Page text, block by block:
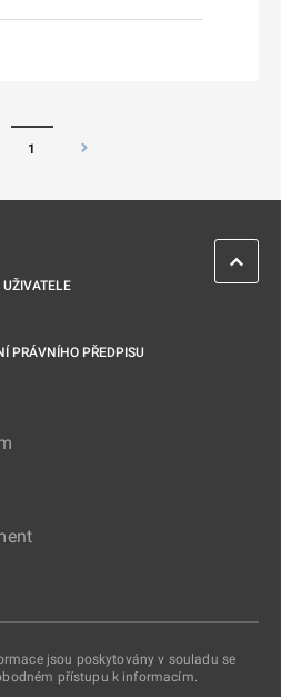
1
PRÁVNÍHO PŘEDPISU
jsou poskytovány v souladu se
přístupu k informacím.